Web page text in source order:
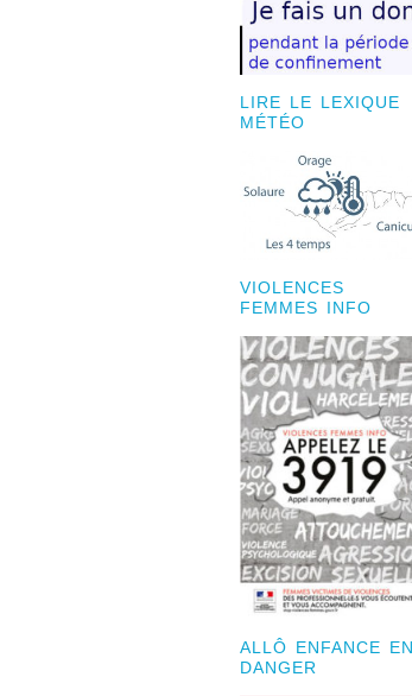
LIRE LE LEXIQUE
MÉTÉO
VIOLENCES
FEMMES INFO
ALLÔ ENFANCE EN
DANGER